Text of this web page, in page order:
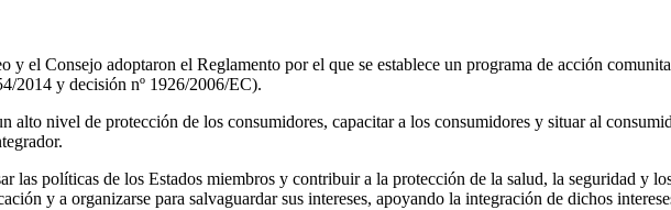
y el Consejo adoptaron el Reglamento por el que se establece un programa de acción
2014 y decisión nº 1926/2006/EC).
alto nivel de protección de los consumidores, capacitar a los consumidores y situar al
las políticas de los Estados miembros y contribuir a la protección de la salud, la seguridad y
y a organizarse para salvaguardar sus intereses, apoyando la integración de dichos